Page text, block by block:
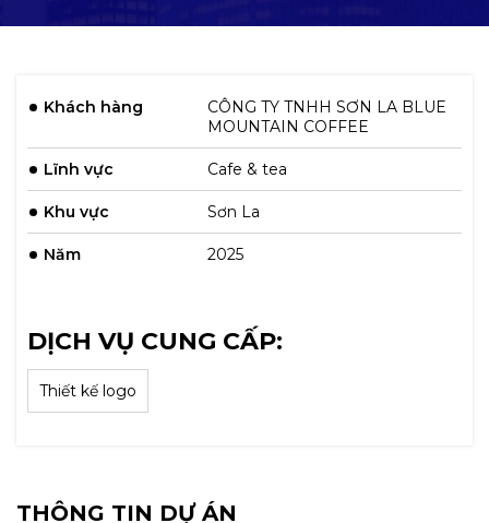
Khách hàng
CÔNG TY TNHH SƠN LA BLUE
MOUNTAIN COFFEE
Lĩnh vực Cafe & tea
Khu vực Sơn La
Năm 2025
DỊCH VỤ CUNG CẤP:
Thiết kế logo
THÔNG TIN DỰ ÁN